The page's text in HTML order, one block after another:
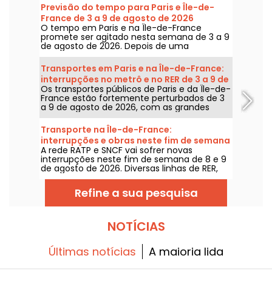
Previsão do tempo para Paris e Île-de-
France de 3 a 9 de agosto de 2026
O tempo em Paris e na Île-de-France
promete ser agitado nesta semana de 3 a 9
de agosto de 2026. Depois de uma
segunda-feira de calor extremo, com risco
de tempestades, as temperaturas vão cair
gradualmente antes do retorno de tempo
mais quente e ensolarado para o fim de
semana.
Transportes em Paris e na Île-de-France:
interrupções no metrô e no RER de 3 a 9 de
agosto de 2026
Os transportes públicos de Paris e da Île-de-
France estão fortemente perturbados de 3
a 9 de agosto de 2026, com as grandes
obras de verão que afetam gravemente
algumas linhas, segundo a RATP e a SNCF.
Transporte na Île-de-France:
interrupções e obras neste fim de semana
de 8 e 9 de agosto de 2026
A rede RATP e SNCF vai sofrer novas
interrupções neste fim de semana de 8 e 9
de agosto de 2026. Diversas linhas de RER,
Transilien e metrô estarão sujeitas a obras e
interrupções; damos tudo para ajudar você
a planejar seus deslocamentos.
Refine a sua pesquisa
NOTÍCIAS
Últimas notícias A maioria lida